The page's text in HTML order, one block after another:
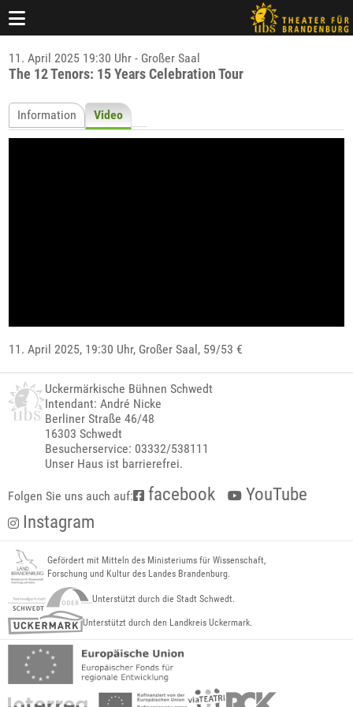
11. April 2025 19:30 Uhr - Großer Saal
The 12 Tenors: 15 Years Celebration Tour
Information Video
11. April 2025, 19:30 Uhr, Großer Saal , 59/53 €
Uckermärkische Bühnen Schwedt
Intendant: André Nicke
Berliner Straße 46/48
16303 Schwedt
Besucherservice: 03332/538111
Unser Haus ist barrierefrei.
Folgen Sie uns auch auf: facebook
YouTube
Instagram
Gefördert mit Mitteln des Ministeriums für Wissenschaft,
Forschung und Kultur des Landes Brandenburg.
Unterstützt durch die Stadt Schwedt.
Unterstützt durch den Landkreis Uckermark.